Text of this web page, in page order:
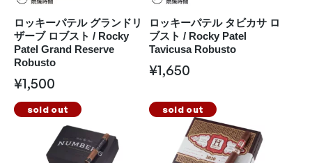
ロッキーパテル グランドリ
ザーブ ロブスト / Rocky
Patel Grand Reserve
Robusto
¥1,500
ロッキーパテル タビカサ ロ
ブスト / Rocky Patel
Tavicusa Robusto
¥1,650
sold out sold out